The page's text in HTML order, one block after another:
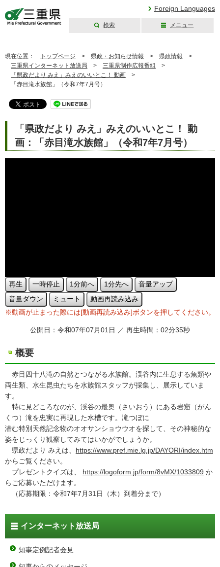
Foreign Languages
検索 メニュー
現在位置： トップページ > 県政・お知らせ情報 > 県政情報 >
三重県インターネット放送局 > 三重県制作広報番組
>
「県政だより みえ」みえのいいとこ！ 動画 >
「赤目滝水族館」（令和7年7月号）
「県政だより みえ」みえのいいとこ！ 動
画：「赤目滝水族館」（令和7年7月号）
再生 一時停止 1分前へ 1分先へ
音量アップ
音量ダウン
ミュート
動画再読み込み
※動画が止まった際には[動画再読み込み]ボタンを押してください。
公開日：令和07年07月01日 ／ 再生時間：02分35秒
概要
赤目四十八滝の自然とつながる水族館。渓谷内に生息する魚類や
両生類、水生昆虫たちを水族館スタッフが採集し、展示していま
す。
特に見どころなのが、渓谷の最奥（さいおう）にある岩窟（がん
くつ）滝を忠実に再現した水槽です。滝つぼに
潜む特別天然記念物のオオサンショウウオを探して、その神秘的な
姿をじっくり観察してみてはいかがでしょうか。
県政だより みえは、 https://www.pref.mie.lg.jp/DAYORI/index.htm
からご覧ください。
プレゼントクイズは、 https://logoform.jp/form/8vMX/1033809 か
らご応募いただけます。
（応募期限：令和7年7月31日（木）到着分まで）
インターネット放送局
知事定例記者会見